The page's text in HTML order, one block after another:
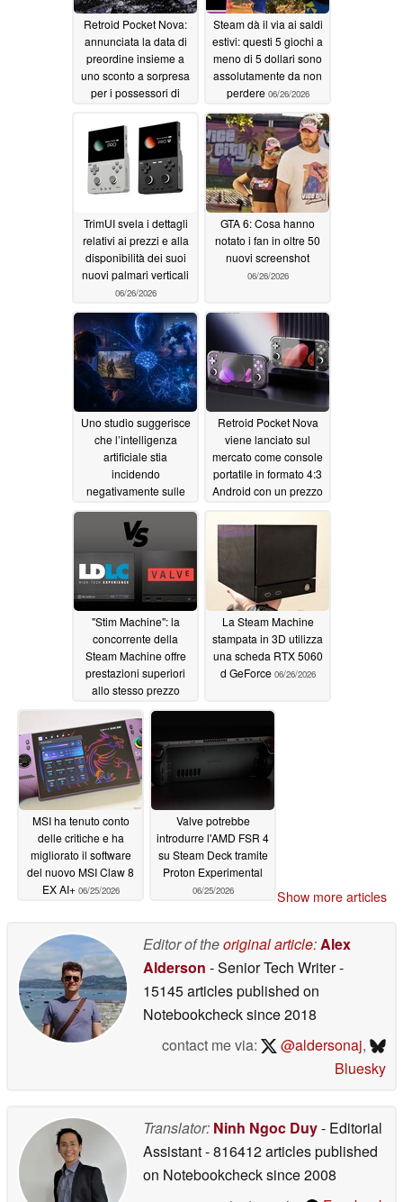
Retroid Pocket Nova:
annunciata la data di
preordine insieme a
uno sconto a sorpresa
per i possessori di
06/26/2026
Steam dà il via ai saldi
estivi: questi 5 giochi a
meno di 5 dollari sono
assolutamente da non
perdere 06/26/2026
TrimUI svela i dettagli
relativi ai prezzi e alla
disponibilità dei suoi
nuovi palmari verticali
06/26/2026
GTA 6: Cosa hanno
notato i fan in oltre 50
nuovi screenshot
06/26/2026
Uno studio suggerisce
che l’intelligenza
artificiale stia
incidendo
negativamente sulle
06/26/2026
Retroid Pocket Nova
viene lanciato sul
mercato come console
portatile in formato 4:3
Android con un prezzo
dollari06/26/2026
"Stim Machine": la
concorrente della
Steam Machine offre
prestazioni superiori
allo stesso prezzo
06/26/2026
La Steam Machine
stampata in 3D utilizza
una scheda RTX 5060
d GeForce 06/26/2026
MSI ha tenuto conto
delle critiche e ha
migliorato il software
del nuovo MSI Claw 8
EX AI+ 06/25/2026
Valve potrebbe
introdurre l'AMD FSR 4
su Steam Deck tramite
Proton Experimental
06/25/2026 Show more articles
Editor of theoriginal article:Alex
Alderson - Senior Tech Writer-
15145 articles published on
Notebookchecksince 2018
contact me via:
@aldersonaj,
Bluesky
Translator: Ninh Ngoc Duy- Editorial
Assistant- 816412 articles published
on Notebookchecksince 2008